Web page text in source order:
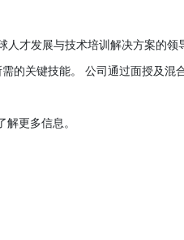
人才发展与技术培训解决方案的
的关键技能。 公司通过面授及
更多信息。